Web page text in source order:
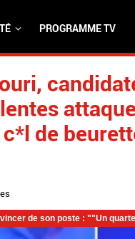
PROGRAMME TV
de